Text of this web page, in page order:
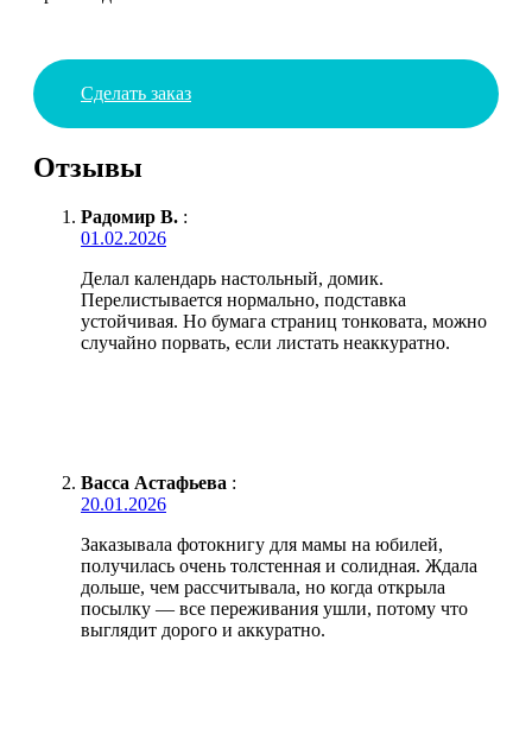
Сделать заказ
Отзывы
Радомир В. :
01.02.2026
Делал календарь настольный, домик.
Перелистывается нормально, подставка
устойчивая. Но бумага страниц тонковата, можно
случайно порвать, если листать неаккуратно.
Васса Астафьева :
20.01.2026
Заказывала фотокнигу для мамы на юбилей,
получилась очень толстенная и солидная. Ждала
дольше, чем рассчитывала, но когда открыла
посылку — все переживания ушли, потому что
выглядит дорого и аккуратно.